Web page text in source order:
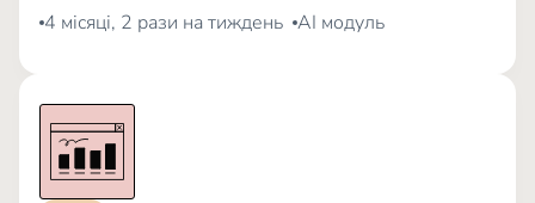
4 місяці, 2 рази на тиждень AI модуль